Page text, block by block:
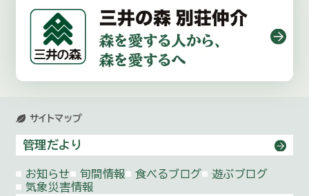
サイトマップ
管理だより
お知らせ 旬間情報 食べるブログ
遊ぶブログ
気象災害情報